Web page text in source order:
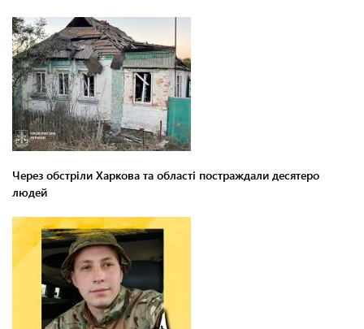
Через обстріли Харкова та області постраждали десятеро
людей